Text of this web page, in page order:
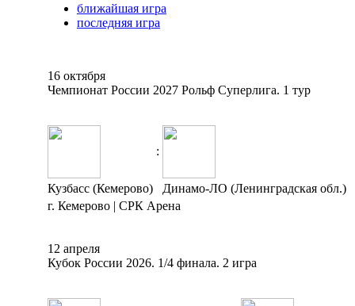
ближайшая игра
последняя игра
16 октября
Чемпионат России 2027 Рольф Суперлига. 1 тур
:
Кузбасс (Кемерово)
Динамо-ЛО (Ленинградская обл.)
г. Кемерово | СРК Арена
12 апреля
Кубок России 2026. 1/4 финала. 2 игра